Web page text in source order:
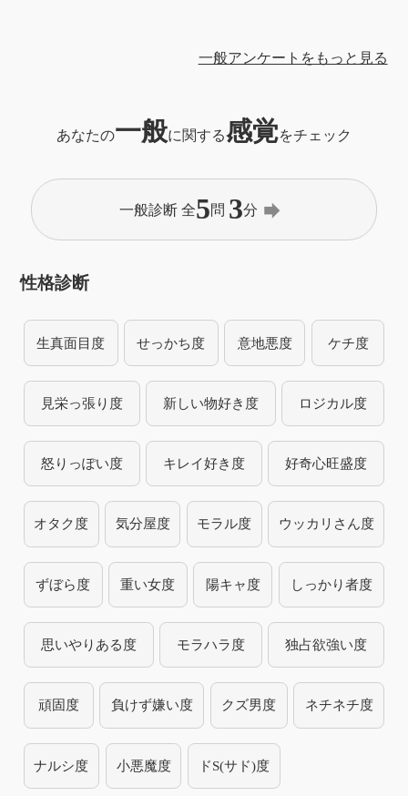
一般アンケートをもっと見る
あなたの一般に関する感覚をチェック
一般診断 全5問 3分 forward
性格診断
生真面目度 せっかち度 意地悪度 ケチ度
見栄っ張り度 新しい物好き度 ロジカル度
怒りっぽい度 キレイ好き度 好奇心旺盛度
オタク度 気分屋度 モラル度 ウッカリさん度
ずぼら度 重い女度 陽キャ度 しっかり者度
思いやりある度 モラハラ度 独占欲強い度
頑固度 負けず嫌い度 クズ男度 ネチネチ度
ナルシ度 小悪魔度 ドS(サド)度